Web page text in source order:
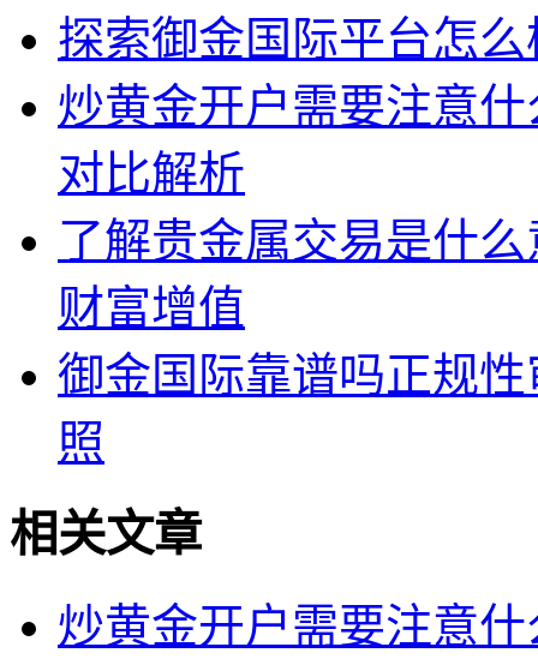
探索御金国际平台怎
炒黄金开户需要注意
对比解析
了解贵金属交易是什
财富增值
御金国际靠谱吗正规
照
相关文章
炒黄金开户需要注意